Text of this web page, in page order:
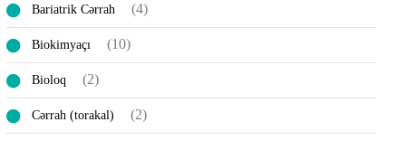
Bariatrik Cərrah (4)
Biokimyaçı (10)
Bioloq (2)
Cərrah (torakal) (2)